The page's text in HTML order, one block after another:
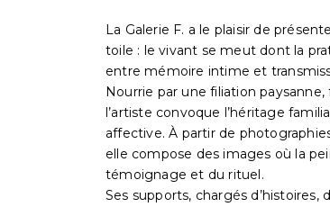
La Galerie F. a le plaisir de
toile : le vivant se meut dont la
entre mémoire intime et
Nourrie par une filiation paysanne,
l’artiste convoque l’héritage
affective. À partir de
elle compose des images où la
témoignage et du rituel.
Ses supports, chargés d’histoires,